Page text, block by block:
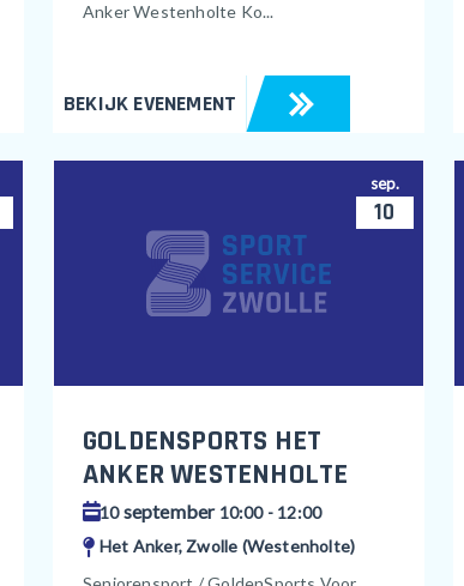
Anker Westenholte Ko...
BEKIJK EVENEMENT
sep.
10
GOLDENSPORTS HET
ANKER WESTENHOLTE
10september10:00 - 12:00
Het Anker, Zwolle (Westenholte)